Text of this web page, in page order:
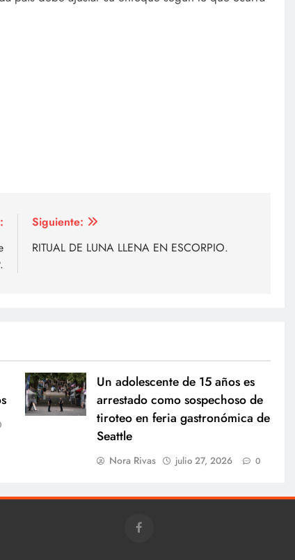
Siguiente:
RITUAL DE LUNA LLENA EN ESCORPIO.
Un adolescente de 15 años es
arrestado como sospechoso de
tiroteo en feria gastronómica de
Seattle
Nora Rivas julio 27, 2026 0